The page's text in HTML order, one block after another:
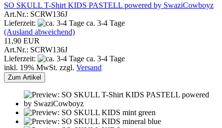
SO SKULL T-Shirt KIDS PASTELL powered by SwaziCowboyz
Art.Nr.: SCRW136J
Lieferzeit:
ca. 3-4 Tage
(Ausland abweichend)
11,90 EUR
Art.Nr.: SCRW136J
Lieferzeit:
ca. 3-4 Tage
inkl. 19% MwSt. zzgl. Versand
Zum Artikel